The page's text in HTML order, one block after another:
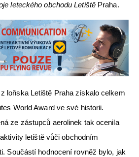
leteckého obchodu LetištěPraha.
loňska Letiště Praha získalo celkem
World Award ve své historii.
ze zástupců aerolinek tak ocenila
letiště vůči obchodním
Součástí hodnocení rovněž bylo, jak